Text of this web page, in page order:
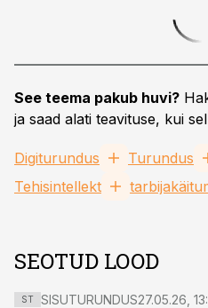
See teema pakub huvi?
ja saad alati teavituse, kui
Digiturundus Turundus
Tehisintellekt
SEOTUD LOOD
ST SISUTURUNDUS27.05.26,